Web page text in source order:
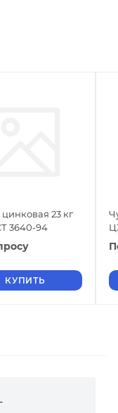
23 кг
3640-94
КУПИТЬ